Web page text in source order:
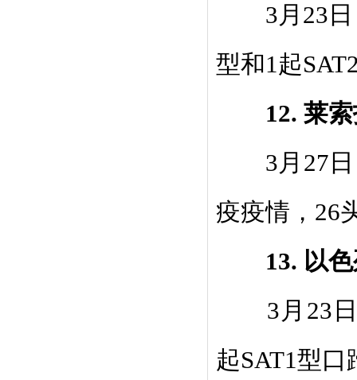
3月 23
型和1起
12. 莱
3月 27
疫疫情， 26
13. 以
3 月 23
起SAT1型口